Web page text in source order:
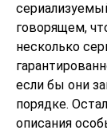
говорящем,
несколько
если бы они
порядке.
описания